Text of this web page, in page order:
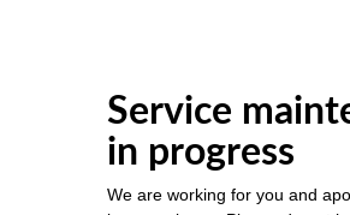
Service
in progress
We are working for you and